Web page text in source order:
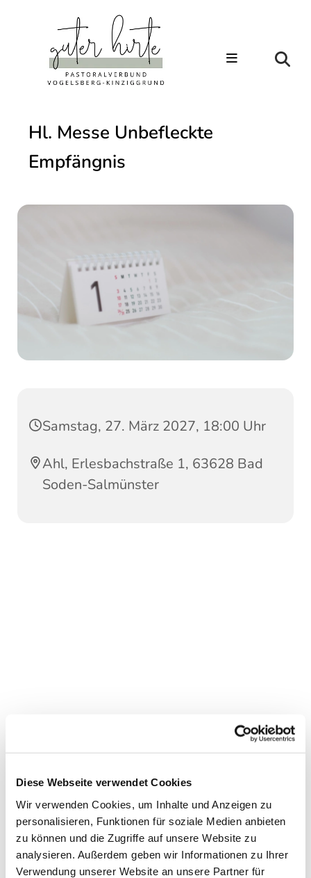
Diese Webseite verwendet Cookies
Wir verwenden Cookies, um Inhalte und Anzeigen zu
personalisieren, Funktionen für soziale Medien anbieten
zu können und die Zugriffe auf unsere Website zu
analysieren. Außerdem geben wir Informationen zu Ihrer
Verwendung unserer Website an unsere Partner für
Hl. Messe Unbefleckte
Empfängnis
Samstag, 27. März 2027, 18:00 Uhr
Ahl, Erlesbachstraße 1, 63628 Bad
Soden-Salmünster
Dies könnte Sie auch
interessieren